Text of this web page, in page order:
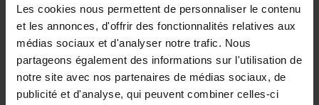
Les cookies nous permettent de personnaliser le contenu
et les annonces, d'offrir des fonctionnalités relatives aux
médias sociaux et d'analyser notre trafic. Nous
partageons également des informations sur l'utilisation de
notre site avec nos partenaires de médias sociaux, de
publicité et d'analyse, qui peuvent combiner celles-ci
Livraison rapide
Délai de rétractation de 14 jours
DESCRIPTION